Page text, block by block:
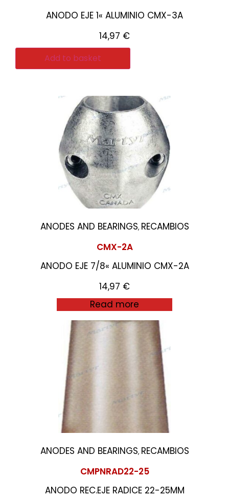
ANODO EJE 1« ALUMINIO CMX-3A
14,97 €
Add to basket
ANODES AND BEARINGS, RECAMBIOS
CMX-2A
ANODO EJE 7/8« ALUMINIO CMX-2A
14,97 €
Read more
ANODES AND BEARINGS, RECAMBIOS
CMPNRAD22-25
ANODO REC.EJE RADICE 22-25MM